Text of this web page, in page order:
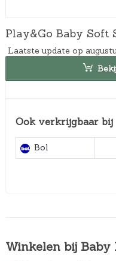
Play&Go Baby Soft
Laatste update op
Ook verkrijgbaar bij
Bol
Winkelen bij Baby